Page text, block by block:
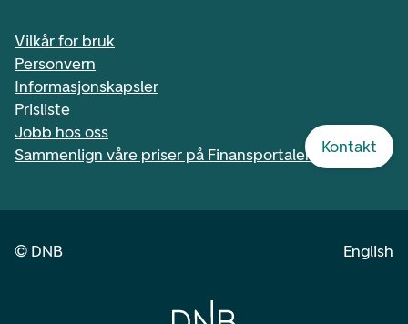
Kontakt
Vilkår for bruk
Personvern
Informasjonskapsler
Prisliste
Jobb hos oss
Sammenlign våre priser på Finansportalen.no
© DNB English